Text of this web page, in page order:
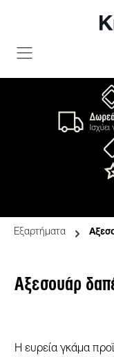
Εξαρτήματα
Αξεσουάρ
Η ευρεία γκάμα